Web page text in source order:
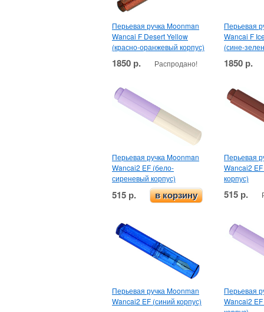
Перьевая ручка Moonman
Wancai F Desert Yellow
(красно-оранжевый корпус)
1850 р. Распродано!
Перьевая
Wancai F
(сине-
1850 р.
Перьевая ручка Moonman
Wancai2 EF (бело-
сиреневый корпус)
515 р. в корзину
Перьевая
Wancai2
корпус)
515 р.
Перьевая ручка Moonman
Wancai2 EF (синий корпус)
Перьевая
Wancai2